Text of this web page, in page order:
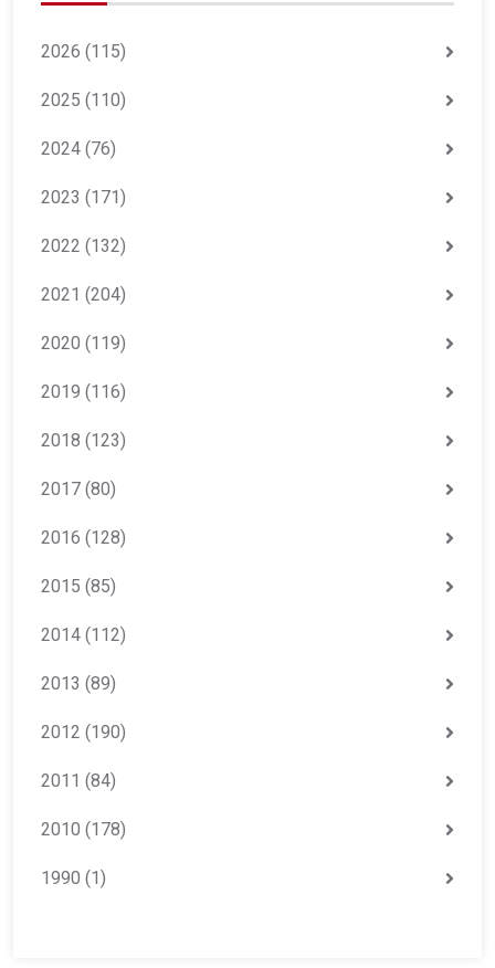
2026 (115)
2025 (110)
2024 (76)
2023 (171)
2022 (132)
2021 (204)
2020 (119)
2019 (116)
2018 (123)
2017 (80)
2016 (128)
2015 (85)
2014 (112)
2013 (89)
2012 (190)
2011 (84)
2010 (178)
1990 (1)